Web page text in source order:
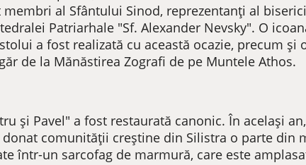
al Sfântului Sinod, reprezentanți al
Patriarhale "Sf. Alexander Nevsky". O
a fost realizată cu această ocazie, precum și
de la Mănăstirea Zografi de pe Muntele Athos.
și Pavel" a fost restaurată canonic. În același
comunității creștine din Silistra o parte din
într-un sarcofag de marmură, care este